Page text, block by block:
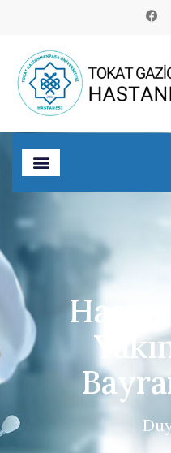
Hasta